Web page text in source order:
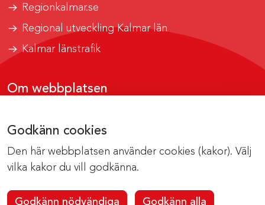
Godkänn cookies
Den här webbplatsen använder cookies (kakor). Välj
vilka kakor du vill godkänna.
Godkänn nödvändiga Godkänn alla
Regionkalmar.se
Regional utveckling Kalmar län
Kalmar länstrafik
Om webbplatsen
Om cookies
Kontakta webbredaktionen